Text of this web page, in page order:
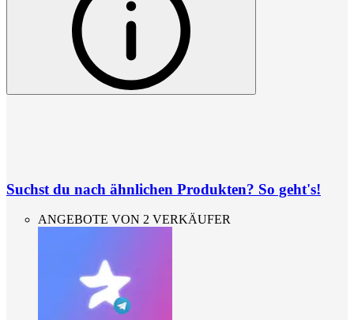
Suchst du nach ähnlichen Produkten? So geht's!
ANGEBOTE VON 2 VERKÄUFER